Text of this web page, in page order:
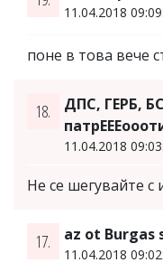
11.04.2018
поне в това вече
18.
ДПС, ГЕРБ,
11.04.2018
Не се шегувайте с
17. az ot Burgas
11.04.2018